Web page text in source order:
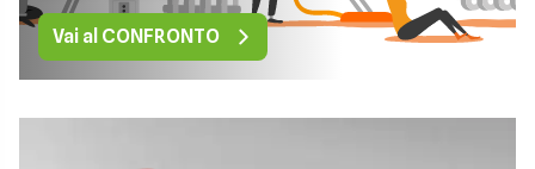
Vai al CONFRONTO